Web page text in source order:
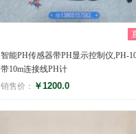
智能PH传感器带PH显示控制仪,PH-
带10m连接线PH计
销售价： ￥1200.0
评分